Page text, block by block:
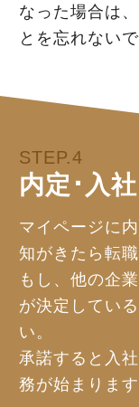
なった場合は
とを忘れない
STEP.4
内定･入社
マイページに
知がきたら転職
もし、他の企
が決定してい
い。
承諾すると入
務が始まります